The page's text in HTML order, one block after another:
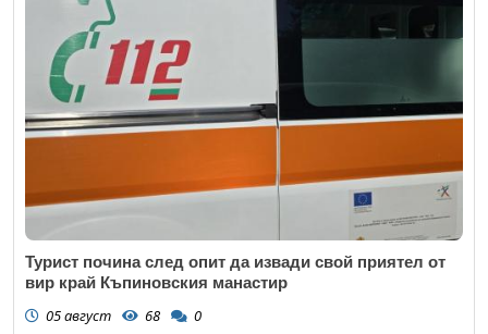
Турист почина след опит да извади свой приятел от
вир край Къпиновския манастир
05 август 68 0